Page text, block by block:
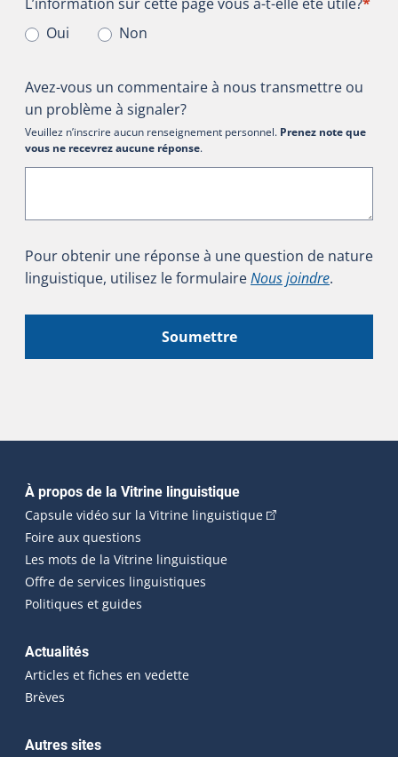
Oui
Non
Avez-vous un commentaire à nous transmettre ou
un problème à signaler?
Veuillez n’inscrire aucun renseignement personnel. Prenez note que
vous ne recevrez aucune réponse.
Pour obtenir une réponse à une question de nature
linguistique, utilisez le formulaireNous joindre.
Soumettre
Navigation principale
À propos de la Vitrine linguistique
Capsule vidéo sur la Vitrine linguistique(Cet hyperlien
Foire aux questions
Les mots de la Vitrine linguistique
Offre de services linguistiques
Politiques et guides
Actualités
Articles et fiches en vedette
Brèves
Autres sites